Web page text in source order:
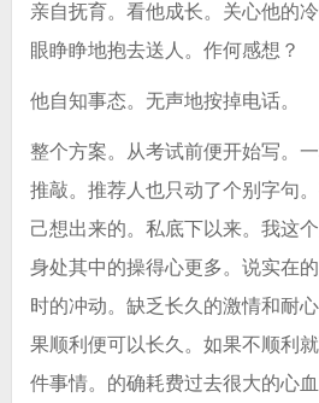
亲自抚育。看他成长。关心他的
眼睁睁地抱去送人。作何感想？
他自知事态。无声地按掉电话。
整个方案。从考试前便开始写。
推敲。推荐人也只动了个别字句
己想出来的。私底下以来。我这
身处其中的操得心更多。说实在
时的冲动。缺乏长久的激情和耐
果顺利便可以长久。如果不顺利
件事情。的确耗费过去很大的心